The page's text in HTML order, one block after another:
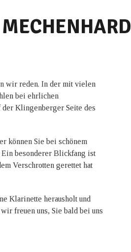
wir reden. In der mit vielen
bei ehrlichen
Klingenberger Seite des
können Sie bei schönem
Ein besonderer Blickfang ist
Verschrotten gerettet hat
Klarinette herausholt und
freuen uns, Sie bald bei uns